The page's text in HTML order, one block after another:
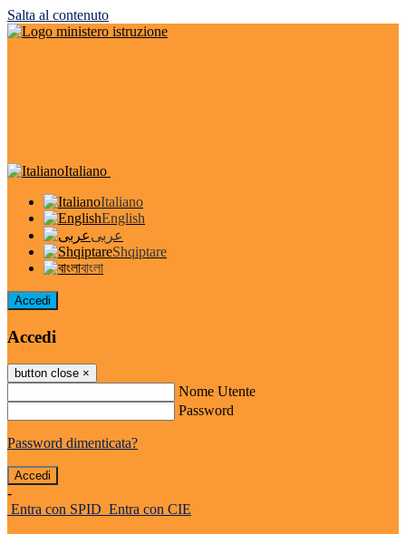
Salta al contenuto
Italiano
Italiano
English
عربى
Shqiptare
বাংলা
Accedi
Accedi
button close ×
Nome Utente
Password
Password dimenticata?
-
Entra con SPID Entra con CIE